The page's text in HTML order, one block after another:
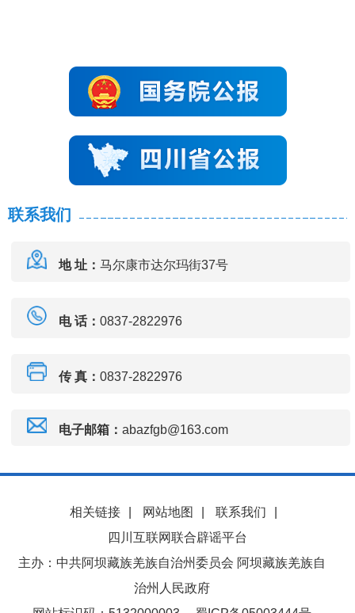
联系我们
地 址：马尔康市达尔玛街37号
电 话：0837-2822976
传 真：0837-2822976
电子邮箱：abazfgb@163.com
相关链接 网站地图 联系我们
四川互联网联合辟谣平台
主办：中共阿坝藏族羌族自治州委员会 阿坝藏族羌族自
治州人民政府